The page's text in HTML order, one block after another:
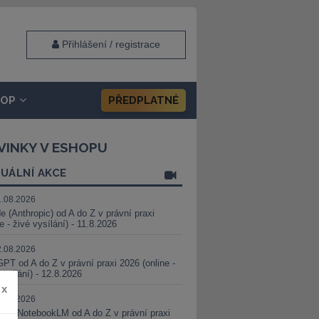
Přihlášení / registrace
PŘEDPLATNÉ
V ESHOPU
AKCE
(Anthropic) od A do Z v právní praxi
- živé vysílání) - 11.8.2026
od A do Z v právní praxi 2026 (online -
- 12.8.2026
a NotebookLM od A do Z v právní praxi
x